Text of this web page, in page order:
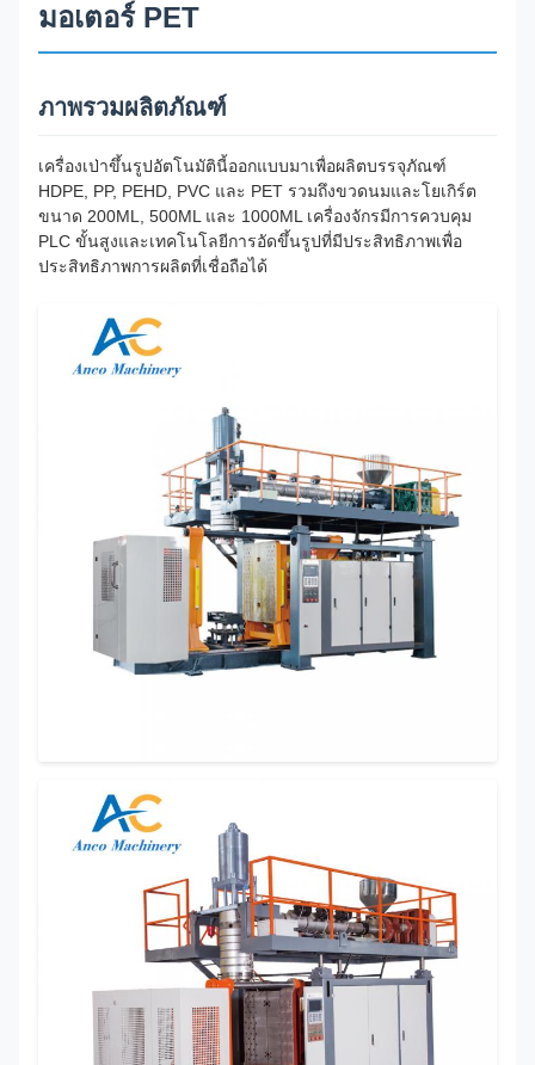
มอเตอร์ PET
ภาพรวมผลิตภัณฑ์
เครื่องเป่าขึ้นรูปอัตโนมัตินี้ออกแบบมาเพื่อผลิตบรรจุภัณฑ์
HDPE, PP, PEHD, PVC และ PET รวมถึงขวดนมและโยเกิร์ต
ขนาด 200ML, 500ML และ 1000ML เครื่องจักรมีการควบคุม
PLC ขั้นสูงและเทคโนโลยีการอัดขึ้นรูปที่มีประสิทธิภาพเพื่อ
ประสิทธิภาพการผลิตที่เชื่อถือได้